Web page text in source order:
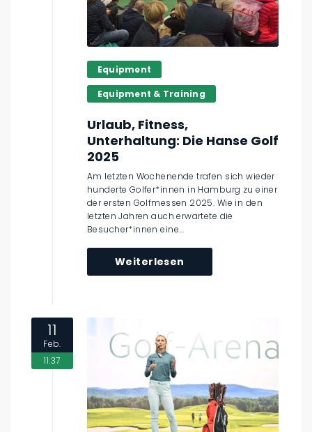
Equipment
Equipment & Training
Urlaub, Fitness,
Unterhaltung: Die Hanse Golf
2025
Am letzten Wochenende trafen sich wieder
hunderte Golfer*innen in Hamburg zu einer
der ersten Golfmessen 2025. Wie in den
letzten Jahren auch erwartete die
Besucher*innen eine...
Weiterlesen
11
Feb.
11:37